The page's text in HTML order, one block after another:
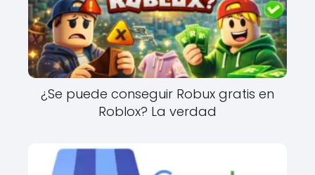
¿Se puede conseguir Robux gratis en
Roblox? La verdad